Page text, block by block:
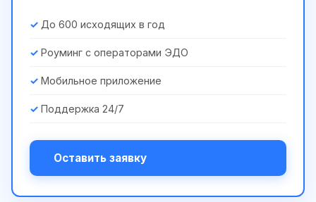
До 600 исходящих в год
Роуминг с операторами ЭДО
Мобильное приложение
Поддержка 24/7
Оставить заявку